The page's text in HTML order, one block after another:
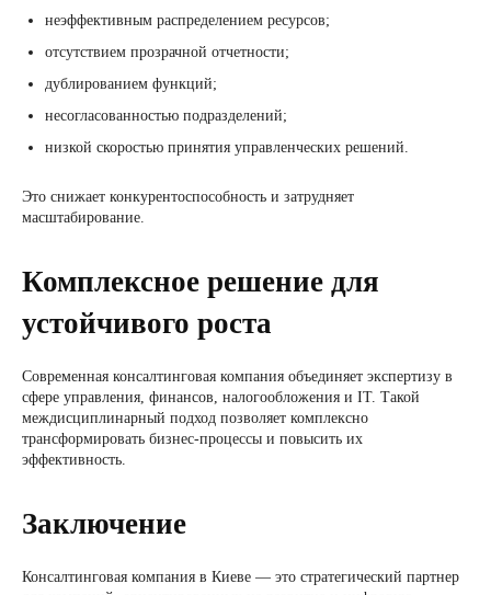
неэффективным распределением ресурсов;
отсутствием прозрачной отчетности;
дублированием функций;
несогласованностью подразделений;
низкой скоростью принятия управленческих решений.
Это снижает конкурентоспособность и затрудняет
масштабирование.
Комплексное решение для
устойчивого роста
Современная консалтинговая компания объединяет экспертизу в
сфере управления, финансов, налогообложения и IT. Такой
междисциплинарный подход позволяет комплексно
трансформировать бизнес-процессы и повысить их
эффективность.
Заключение
Консалтинговая компания в Киеве — это стратегический партнер